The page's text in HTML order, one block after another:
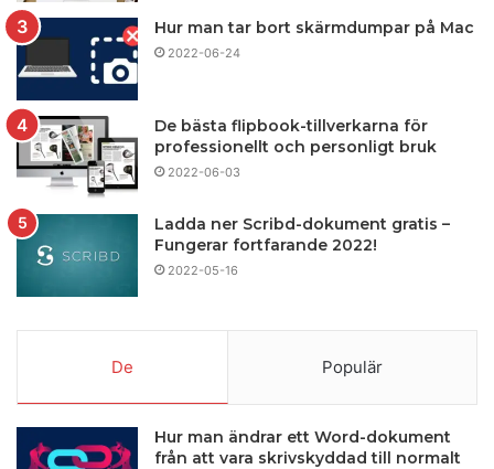
Hur man tar bort skärmdumpar på Mac
2022-06-24
De bästa flipbook-tillverkarna för
professionellt och personligt bruk
2022-06-03
Ladda ner Scribd-dokument gratis –
Fungerar fortfarande 2022!
2022-05-16
De Populär
Hur man ändrar ett Word-dokument
från att vara skrivskyddad till normalt